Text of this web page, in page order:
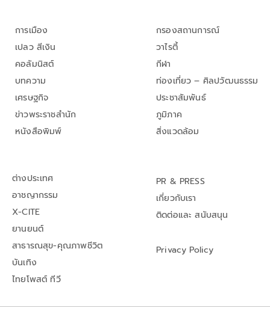
การเมือง
เปลว สีเงิน
คอลัมนิสต์
บทความ
เศรษฐกิจ
ข่าวพระราชสำนัก
หนังสือพิมพ์
กรองสถานการณ์
วาไรตี้
กีฬา
ท่องเที่ยว – ศิลปวัฒนธรรม
ประชาสัมพันธ์
ภูมิภาค
สิ่งแวดล้อม
ต่างประเทศ
อาชญากรรม
X-CITE
ยานยนต์
สาธารณสุข-คุณภาพชีวิต
บันเทิง
ไทยโพสต์ ทีวี
PR & PRESS
เกี่ยวกับเรา
ติดต่อและ สนับสนุน
Privacy Policy